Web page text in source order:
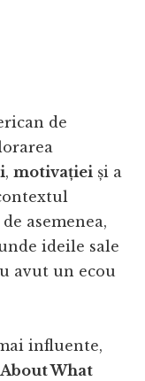
de
,motivației și a
asemenea,
ideile sale
avut un ecou
influente,
What